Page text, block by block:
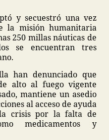
y secuestró una vez
la misión humanitaria
250 millas náuticas de
se encuentran tres
han denunciado que
alto al fuego vigente
mantiene un asedio
al acceso de ayuda
crisis por la falta de
medicamentos y